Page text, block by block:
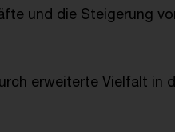
und die Steigerung
erweiterte Vielfalt in